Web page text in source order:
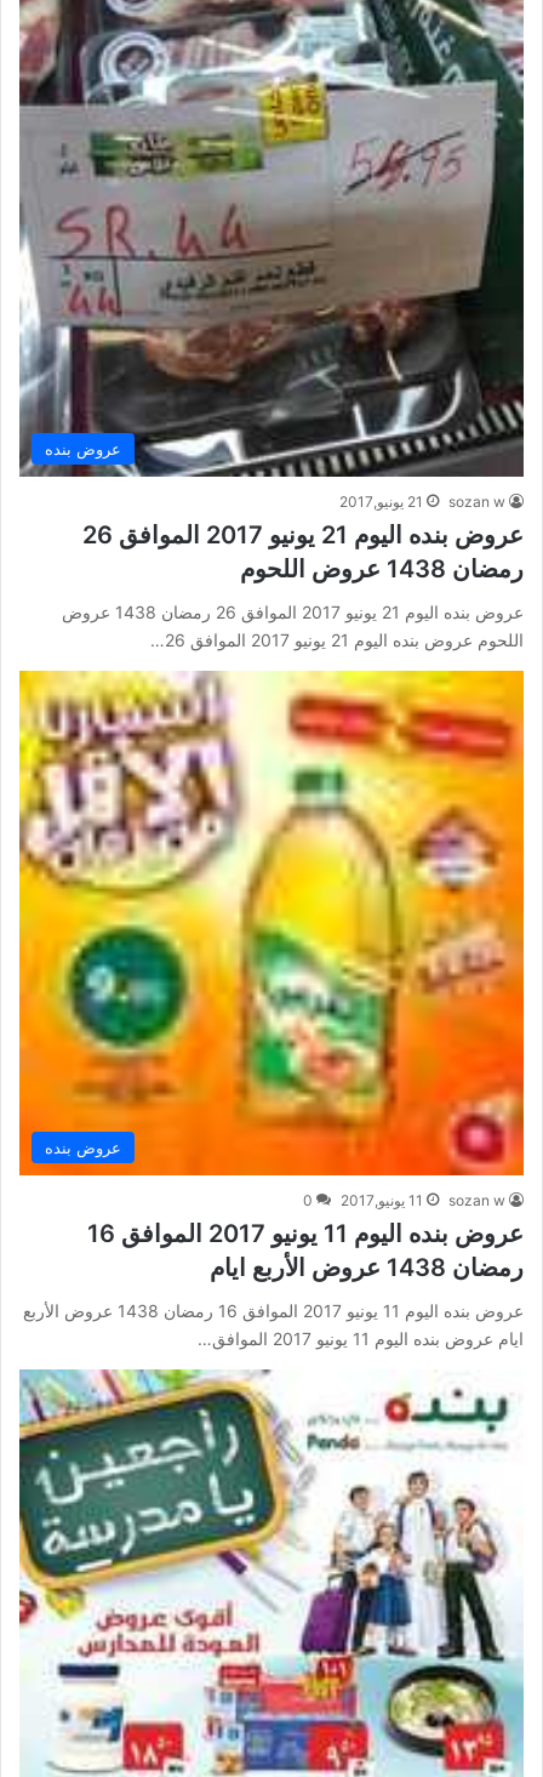
عروض بنده
sozan w 21 يونيو,2017
عروض بنده اليوم 21 يونيو 2017 الموافق 26
رمضان 1438 عروض اللحوم
عروض بنده اليوم 21 يونيو 2017 الموافق 26 رمضان 1438 عروض
اللحوم عروض بنده اليوم 21 يونيو 2017 الموافق 26…
عروض بنده
sozan w 11 يونيو,2017 0
عروض بنده اليوم 11 يونيو 2017 الموافق 16
رمضان 1438 عروض الأربع ايام
عروض بنده اليوم 11 يونيو 2017 الموافق 16 رمضان 1438 عروض الأربع
ايام عروض بنده اليوم 11 يونيو 2017 الموافق…